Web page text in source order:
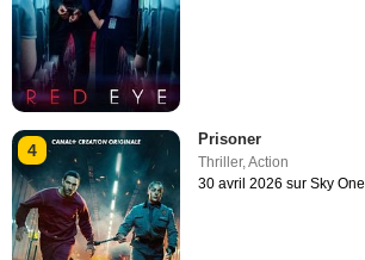
4
Prisoner
Thriller,Action
30 avril 2026 sur Sky One